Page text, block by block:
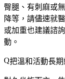
臀腿、有刺麻或
降等，請儘速就
或加重也建議諮
動。
把溫和活動長